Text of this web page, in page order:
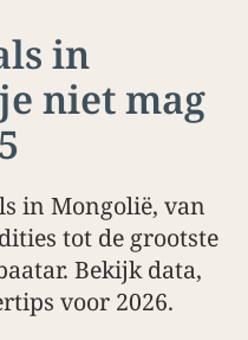
in
niet mag
in Mongolië, van
tot de grootste
Bekijk data,
voor 2026.